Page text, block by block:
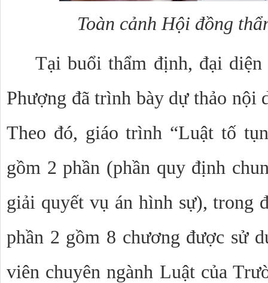
Toàn cảnh Hội đồng
Tại buổi thẩm định, đại
Phượng đã trình bày dự thảo nội
Theo đó, giáo trình “Luật tố
gồm 2 phần (phần quy định
giải quyết vụ án hình sự), trong
phần 2 gồm 8 chương được sử
viên chuyên ngành Luật của